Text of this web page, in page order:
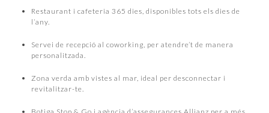
Restaurant i cafeteria 365 dies, disponibles tots els dies de
l’any.
Servei de recepció al coworking, per atendre’t de manera
personalitzada.
Zona verda amb vistes al mar, ideal per desconnectar i
revitalitzar-te.